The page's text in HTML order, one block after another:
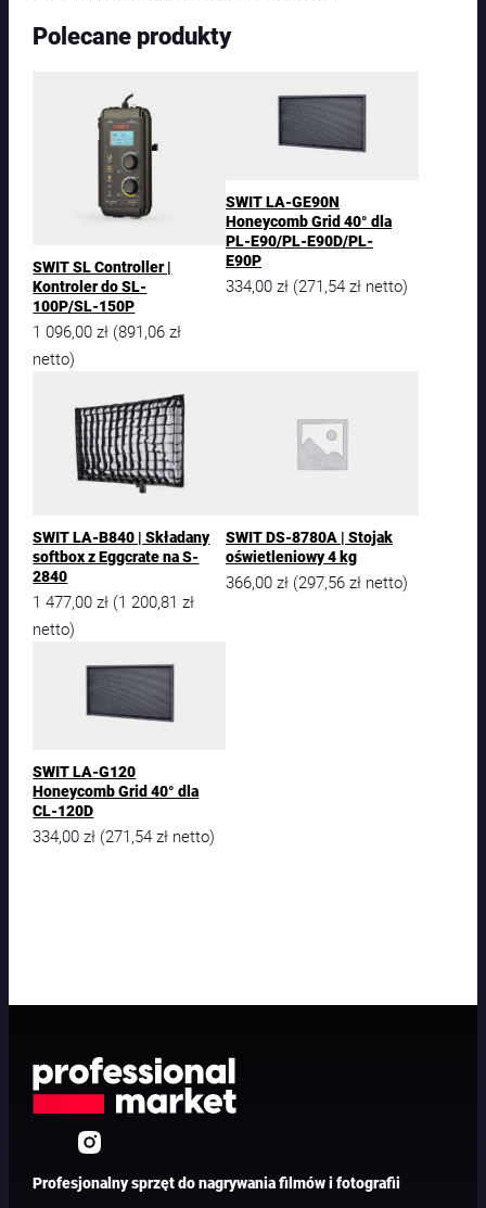
Polecane produkty
SWIT SL Controller |
Kontroler do SL-
100P/SL-150P
1 096,00zł (891,06zł
netto)
SWIT LA-GE90N
Honeycomb Grid 40° dla
PL-E90/PL-E90D/PL-
E90P
334,00 zł (271,54 zł netto)
SWIT LA-B840 | Składany
softbox z Eggcrate na S-
2840
1 477,00zł (1 200,81zł
netto)
SWIT DS-8780A | Stojak
oświetleniowy 4 kg
366,00 zł (297,56 zł netto)
SWIT LA-G120
Honeycomb Grid 40° dla
CL-120D
334,00zł (271,54zł netto)
Profesjonalny sprzęt do nagrywania filmów i fotografii